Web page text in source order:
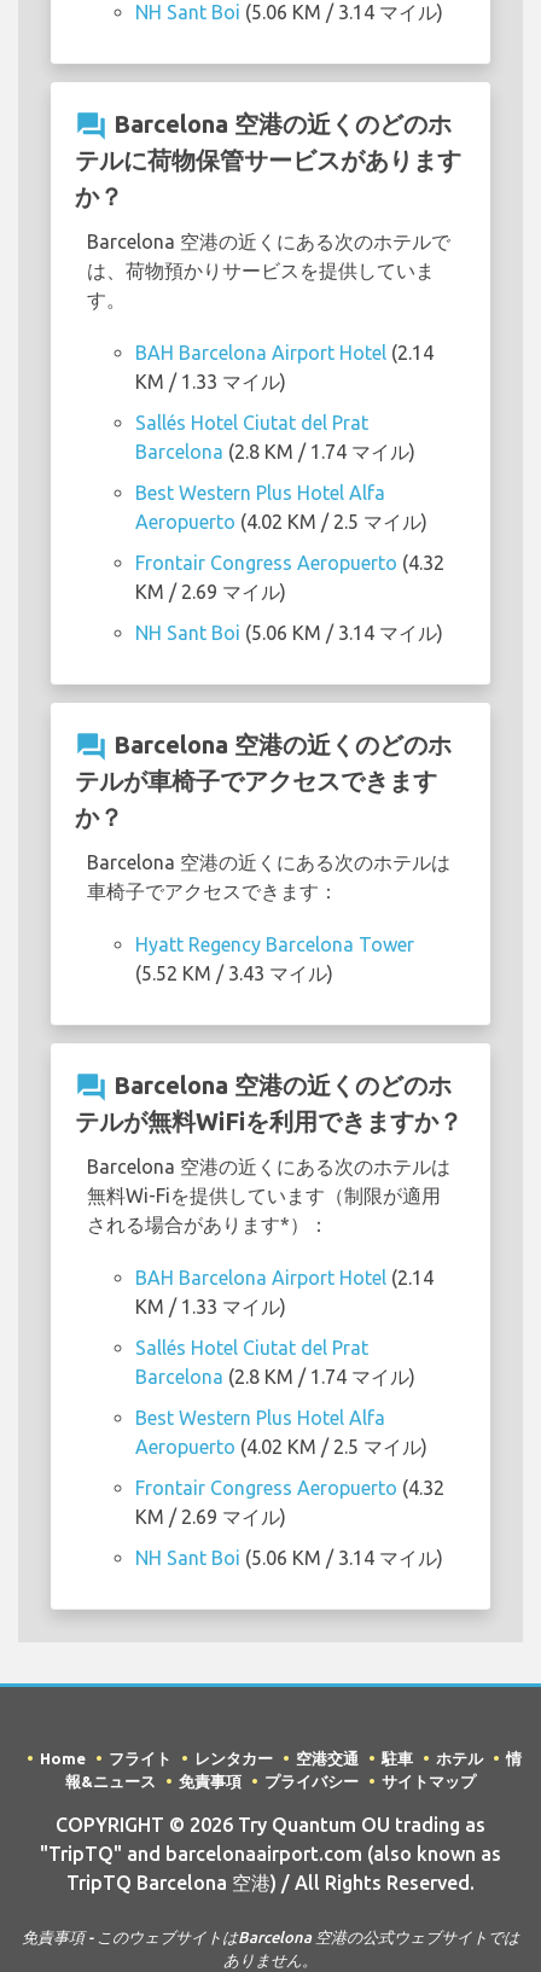
NH Sant Boi (5.06 KM / 3.14 マイル)
question_answer Barcelona 空港の近くのどのホ
テルに荷物保管サービスがあります
か？
Barcelona 空港の近くにある次のホテルで
は、荷物預かりサービスを提供していま
す。
BAH Barcelona Airport Hotel (2.14
KM / 1.33 マイル)
Sallés Hotel Ciutat del Prat
Barcelona (2.8 KM / 1.74 マイル)
Best Western Plus Hotel Alfa
Aeropuerto (4.02 KM / 2.5 マイル)
Frontair Congress Aeropuerto (4.32
KM / 2.69 マイル)
NH Sant Boi (5.06 KM / 3.14 マイル)
question_answer Barcelona 空港の近くのどのホ
テルが車椅子でアクセスできます
か？
Barcelona 空港の近くにある次のホテルは
車椅子でアクセスできます：
Hyatt Regency Barcelona Tower
(5.52 KM / 3.43 マイル)
question_answer Barcelona 空港の近くのどのホ
テルが無料WiFiを利用できますか？
Barcelona 空港の近くにある次のホテルは
無料Wi-Fiを提供しています（制限が適用
される場合があります*）：
BAH Barcelona Airport Hotel (2.14
KM / 1.33 マイル)
Sallés Hotel Ciutat del Prat
Barcelona (2.8 KM / 1.74 マイル)
Best Western Plus Hotel Alfa
Aeropuerto (4.02 KM / 2.5 マイル)
Frontair Congress Aeropuerto (4.32
KM / 2.69 マイル)
NH Sant Boi (5.06 KM / 3.14 マイル)
Home フライト レンタカー 空港交通 駐車 ホテル
情
報&ニュース
免責事項 プライバシー サイトマップ
COPYRIGHT © 2026 Try Quantum OU trading as
"TripTQ" and barcelonaairport.com (also known as
TripTQ Barcelona 空港) / All Rights Reserved.
免責事項 - このウェブサイトはBarcelona 空港の公式ウェブサイトでは
ありません。